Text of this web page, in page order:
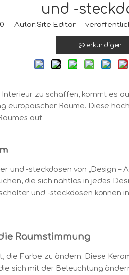
und -
0 Autor:Site Editor
erkundigen
zu schaffen, kommt es
europäischer Räume. Diese
auf.
-steckdosen von „Design –
die sich nahtlos in jedes
und -steckdosen können
Raumstimmung
Farbe zu ändern. Diese
sich mit der Beleuchtung